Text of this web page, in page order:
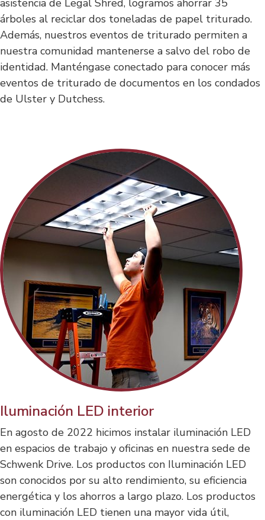
asistencia de Legal Shred, logramos ahorrar 35
árboles al reciclar dos toneladas de papel triturado.
Además, nuestros eventos de triturado permiten a
nuestra comunidad mantenerse a salvo del robo de
identidad. Manténgase conectado para conocer más
eventos de triturado de documentos en los condados
de Ulster y Dutchess.
Iluminación LED interior
En agosto de 2022 hicimos instalar iluminación LED
en espacios de trabajo y oficinas en nuestra sede de
Schwenk Drive. Los productos con Iluminación LED
son conocidos por su alto rendimiento, su eficiencia
energética y los ahorros a largo plazo. Los productos
con iluminación LED tienen una mayor vida útil,